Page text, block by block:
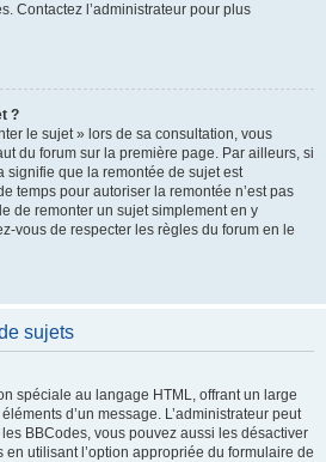
Contactez l’administrateur pour plus
?
le sujet » lors de sa consultation, vous
du forum sur la première page. Par ailleurs, si
signifie que la remontée de sujet est
temps pour autoriser la remontée n’est pas
de remonter un sujet simplement en y
vous de respecter les règles du forum en le
sujets
spéciale au langage HTML, offrant un large
d’un message. L’administrateur peut
BBCodes, vous pouvez aussi les désactiver
utilisant l’option appropriée du formulaire de